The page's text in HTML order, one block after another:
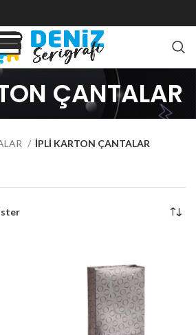
ÇANTALAR
İPLİ KARTON ÇANTALAR